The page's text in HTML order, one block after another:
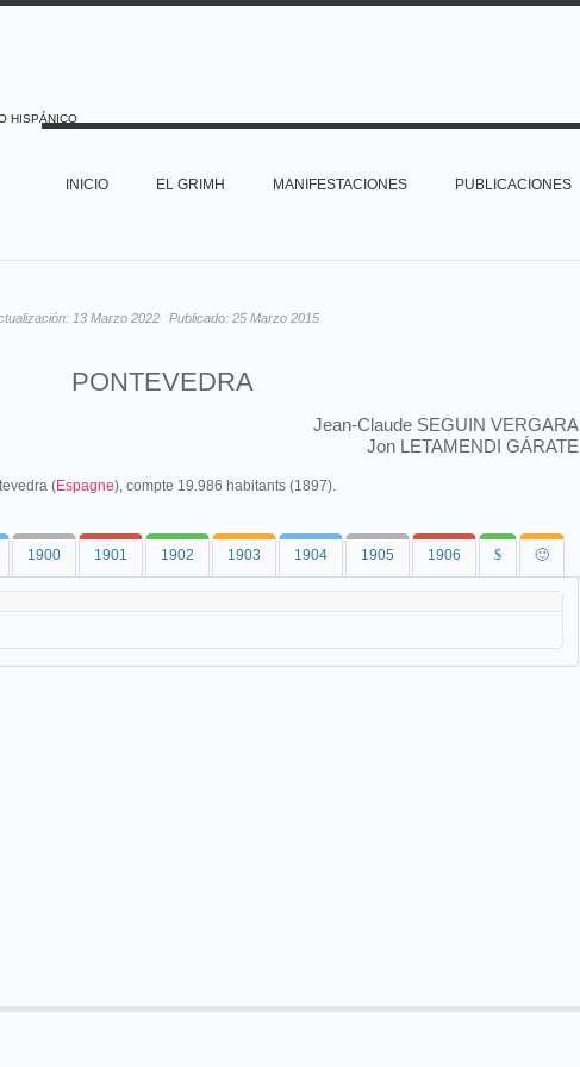
HISPÁNICO
INICIO EL GRIMH MANIFESTACIONES PUBLICACIONES
13 Marzo 2022 Publicado: 25 Marzo 2015
PONTEVEDRA
Jean-Claude SEGUIN VERGARA
Jon LETAMENDI GÁRATE
(Espagne), compte 19.986 habitants (1897).
1900 1901 1902 1903 1904 1905 1906 $ 🙂